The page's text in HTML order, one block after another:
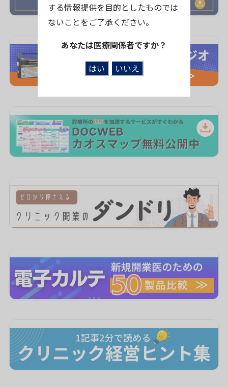
する情報提供を目的としたものでは
ないことをご了承ください。
あなたは医療関係者ですか？